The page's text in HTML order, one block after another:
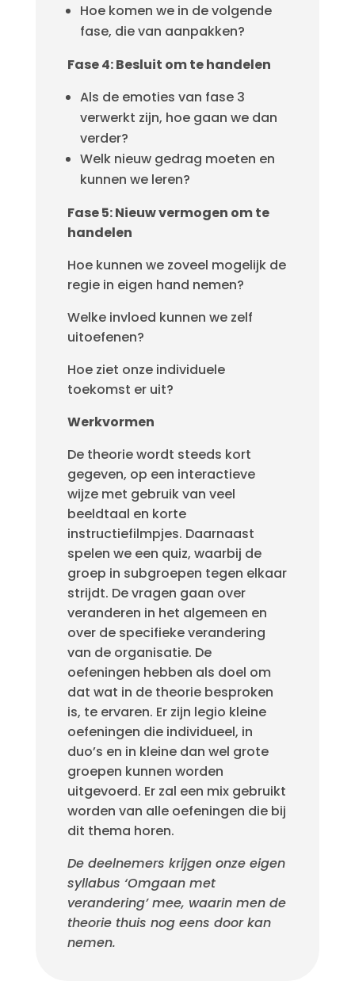
Hoe komen we in de volgende
fase, die van aanpakken?
Fase 4: Besluit om te handelen
Als de emoties van fase 3
verwerkt zijn, hoe gaan we dan
verder?
Welk nieuw gedrag moeten en
kunnen we leren?
Fase 5: Nieuw vermogen om te
handelen
Hoe kunnen we zoveel mogelijk de
regie in eigen hand nemen?
Welke invloed kunnen we zelf
uitoefenen?
Hoe ziet onze individuele
toekomst er uit?
Werkvormen
De theorie wordt steeds kort
gegeven, op een interactieve
wijze met gebruik van veel
beeldtaal en korte
instructiefilmpjes. Daarnaast
spelen we een quiz, waarbij de
groep in subgroepen tegen elkaar
strijdt. De vragen gaan over
veranderen in het algemeen en
over de specifieke verandering
van de organisatie. De
oefeningen hebben als doel om
dat wat in de theorie besproken
is, te ervaren. Er zijn legio kleine
oefeningen die individueel, in
duo’s en in kleine dan wel grote
groepen kunnen worden
uitgevoerd. Er zal een mix gebruikt
worden van alle oefeningen die bij
dit thema horen.
De deelnemers krijgen onze eigen
syllabus ‘Omgaan met
verandering’ mee, waarin men de
theorie thuis nog eens door kan
nemen.